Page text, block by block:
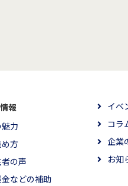
報
力
方
の声
などの補助
イベ
コラ
企業
お知